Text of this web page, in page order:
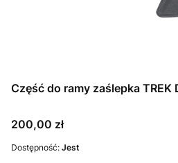
Część do ramy zaślepka TREK
Cena
200,00 zł
Dostępność: Jest